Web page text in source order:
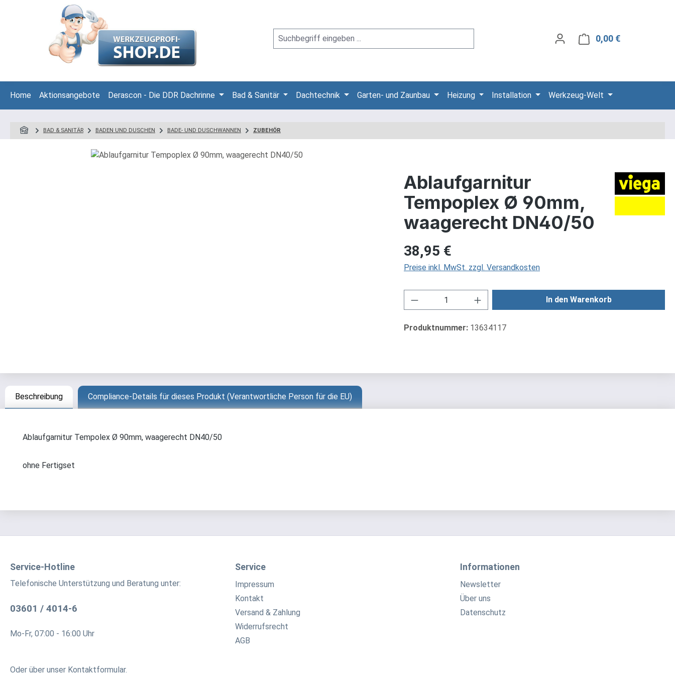
Hauptinhalt springen
Zur Suche springen
Zur Hauptnavigation springen
0,00 €Warenkorb
Home Aktionsangebote Derascon - Die DDR Dachrinne Bad & Sanitär Dachtechnik Garten- und Zaunbau Heizung Installation Werkzeug-Welt
BAD & SANITÄR BADEN UND DUSCHEN BADE- UND DUSCHWANNEN ZUBEHÖR
Bildergalerie überspringen
Ablaufgarnitur
Tempoplex Ø 90mm,
waagerecht DN40/50
Regulärer Preis:
38,95 €
Preise inkl. MwSt. zzgl. Versandkosten
Produkt Anzahl: Gib den gewünschten Wert ein
In den Warenkorb
Produktnummer: 13634117
Beschreibung Compliance-Details für dieses Produkt (Verantwortliche Person für die EU)
Ablaufgarnitur Tempolex Ø 90mm, waagerecht DN40/50
ohne Fertigset
Service-Hotline
Telefonische Unterstützung und Beratung unter:
03601 / 4014-6
Mo-Fr, 07:00 - 16:00 Uhr
Oder über unser Kontaktformular.
Service
Impressum
Kontakt
Versand & Zahlung
Widerrufsrecht
AGB
Informationen
Newsletter
Über uns
Datenschutz